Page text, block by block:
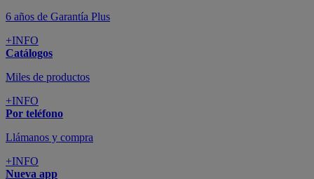
6 años de Garantía Plus
+INFO
Catálogos
Miles de productos
+INFO
Por teléfono
Llámanos y compra
+INFO
Nueva app